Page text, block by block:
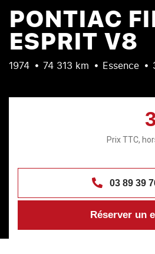
PONTIAC
ESPRIT V8
1974 74 313 km Essence
Prix TTC,
03 89 39
Réserver un